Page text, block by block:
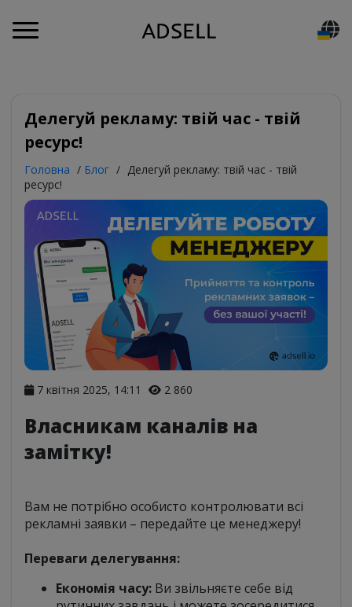
Делегуй рекламу: твій час - твій
ресурс!
Головна / Блог / Делегуй рекламу: твій час - твій
ресурс!
7 квітня 2025, 14:11 2 860
Власникам каналів на
замітку!
Вам не потрібно особисто контролювати всі
рекламні заявки – передайте це менеджеру!
Переваги делегування:
Економія часу: Ви звільняєте себе від